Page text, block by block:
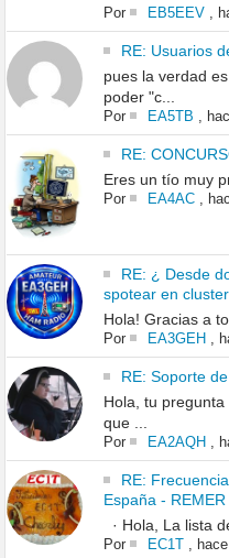
Por EB5EEV,
RE: Usuarios
pues la verdad
poder "c...
Por EA5TB
RE:
Eres un tío muy
Por EA4AC,
RE: ¿ Desde
spotear en
Hola! Gracias a
Por EA3GEH,
RE: Soporte
Hola, tu
que ...
Por EA2AQH,
RE:
España -
· Hola, La lista
Por EC1T,